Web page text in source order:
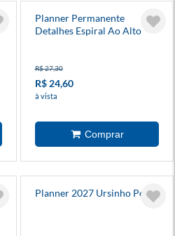
Planner Permanente
Detalhes Espiral Ao Alto
R$ 27,30
R$ 24,60
à vista
Planner 2027 Ursinho Pooh